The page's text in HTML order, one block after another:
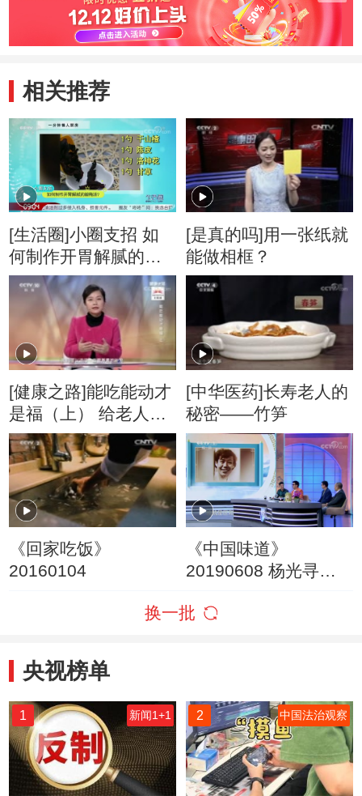
相关推荐
[生活圈]小圈支招 如
何制作开胃解腻的酸
梅汤？
[是真的吗]用一张纸就
能做相框？
[健康之路]能吃能动才
是福（上） 给老人选
择合适的营养粉
[中华医药]长寿老人的
秘密——竹笋
《回家吃饭》
20160104
《中国味道》
20190608 杨光寻味-
换一批
央视榜单
1 新闻1+1 2 中国法治观察